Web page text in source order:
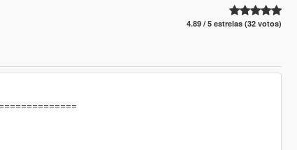
4.89 / 5 estrelas (32 votos)